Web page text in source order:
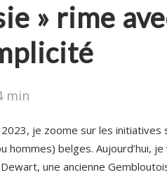
» rime
min
je zoome sur les
hommes) belges. Aujourd’hui,
une ancienne